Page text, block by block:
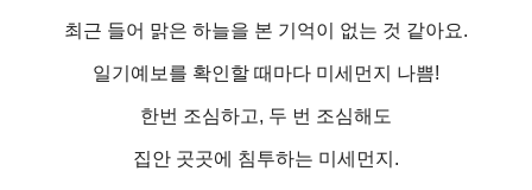
최근 들어 맑은 하늘을 본 기억이 없는 것 같아요.
일기예보를 확인할 때마다 미세먼지 나쁨!
한번 조심하고, 두 번 조심해도
집안 곳곳에 침투하는 미세먼지.